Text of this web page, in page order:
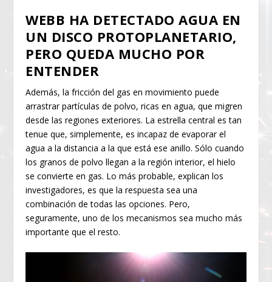
WEBB HA DETECTADO AGUA EN
UN DISCO PROTOPLANETARIO,
PERO QUEDA MUCHO POR
ENTENDER
Además, la fricción del gas en movimiento puede
arrastrar partículas de polvo, ricas en agua, que migren
desde las regiones exteriores. La estrella central es tan
tenue que, simplemente, es incapaz de evaporar el
agua a la distancia a la que está ese anillo. Sólo cuando
los granos de polvo llegan a la región interior, el hielo
se convierte en gas. Lo más probable, explican los
investigadores, es que la respuesta sea una
combinación de todas las opciones. Pero,
seguramente, uno de los mecanismos sea mucho más
importante que el resto.